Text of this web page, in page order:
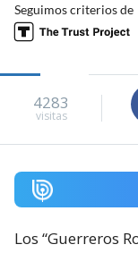
Seguimos criterios de
4283
visitas
Los “Guerreros